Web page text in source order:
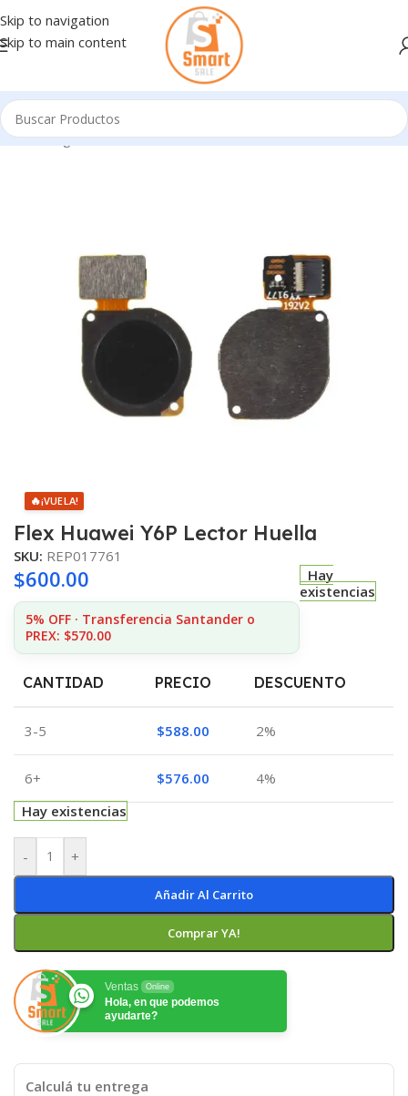
Skip to navigation
Skip to main content
Inicio/Ingresando
🔥¡VUELA!
Flex Huawei Y6P Lector Huella
SKU: REP017761
$600.00
5% OFF · Transferencia Santander o
PREX: $570.00
Hay
existencias
CANTIDAD PRECIO DESCUENTO
3-5 $588.00 2%
6+ $576.00
4%
Hay existencias
- +
Añadir Al Carrito
Comprar YA!
Ventas Online
Hola, en que podemos
ayudarte?
Calculá tu entrega